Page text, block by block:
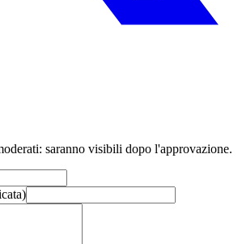
saranno visibili dopo l'approvazione.